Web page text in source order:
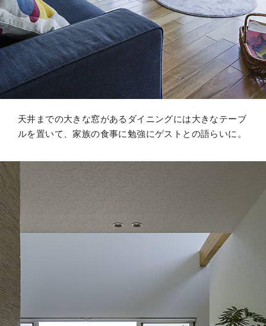
天井までの大きな窓があるダイニングには大きなテーブ
ルを置いて、家族の食事に勉強にゲストとの語らいに。